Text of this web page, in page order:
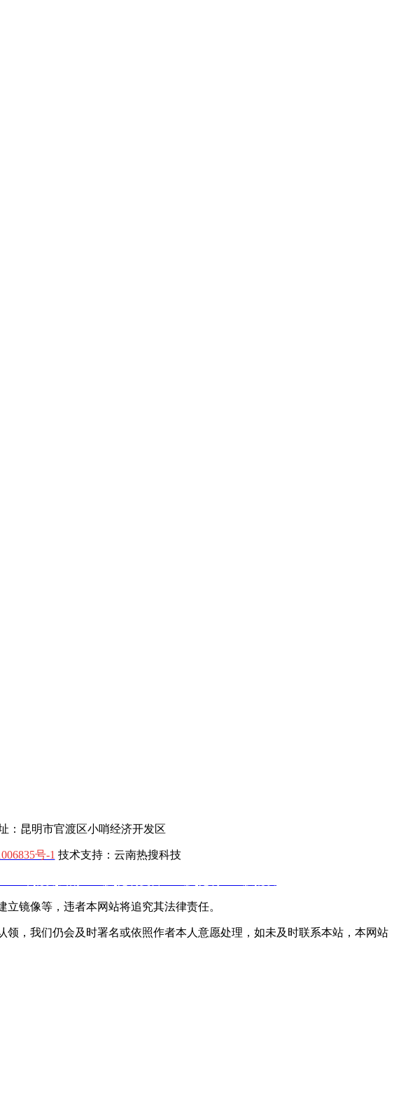
：昆明市官渡区小哨经济开发区
号-1 技术支持：云南热搜科技
镜像等，违者本网站将追究其法律责任。
，我们仍会及时署名或依照作者本人意愿处理，如未及时联系本站，本网站